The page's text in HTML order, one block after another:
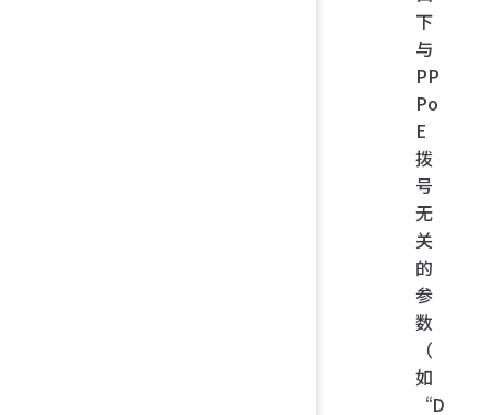
下
与
PP
Po
E
拨
号
无
关
的
参
数
（
如
“D